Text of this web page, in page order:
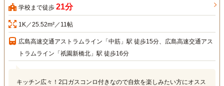
学校まで徒歩 21分
1K／25.52m²／11帖
広島高速交通アストラムライン「中筋」駅 徒歩15分、広島高速交通アス
トラムライン「祇園新橋北」駅 徒歩16分
キッチン広々！2口ガスコンロ付きなので自炊を楽しみたい方にオスス